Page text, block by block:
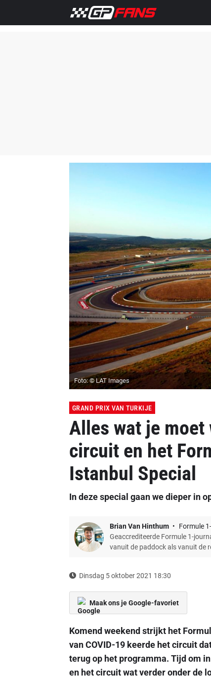
Foto: © LAT Images
GRAND PRIX VAN TURKIJE
Alles wat je
circuit en het
Istanbul Special
In deze special gaan we dieper in
Brian Van Hinthum
Formule
Geaccrediteerde Formule 1-
vanuit de paddock als vanuit de
Dinsdag 5 oktober 2021 18:30
Maak ons je Google-favoriet
Komend weekend strijkt het
van COVID-19 keerde het circuit
terug op het programma. Tijd om
en het circuit wat verder onder de